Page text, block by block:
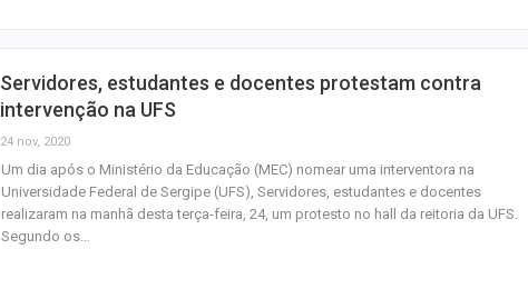
Servidores, estudantes e docentes protestam contra
intervenção na UFS
24 nov, 2020
Um dia após o Ministério da Educação (MEC) nomear uma interventora na
Universidade Federal de Sergipe (UFS), Servidores, estudantes e docentes
realizaram na manhã desta terça-feira, 24, um protesto no hall da reitoria da UFS.
Segundo os…